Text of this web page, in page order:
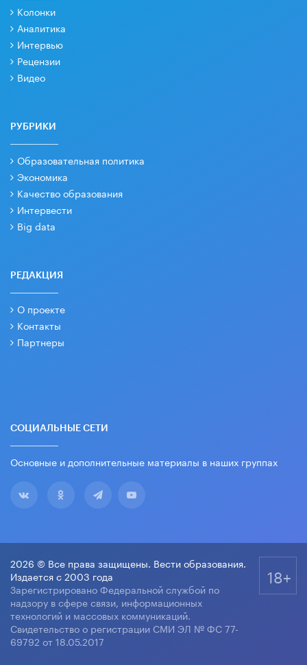
Колонки
Аналитика
Интервью
Рецензии
Видео
РУБРИКИ
Образовательная политика
Экономика
Качество образования
Интервести
Big data
РЕДАКЦИЯ
О проекте
Контакты
Партнеры
СОЦИАЛЬНЫЕ СЕТИ
Основные и дополнительные материалы в наших группах
2026 © Все права защищены. Вести образования.
Издается с 2003 года
Зарегистрировано Федеральной службой по
надзору в сфере связи, информационных
технологий и массовых коммуникаций.
Свидетельство о регистрации СМИ ЭЛ № ФС 77-
69792 от 18.05.2017
18+